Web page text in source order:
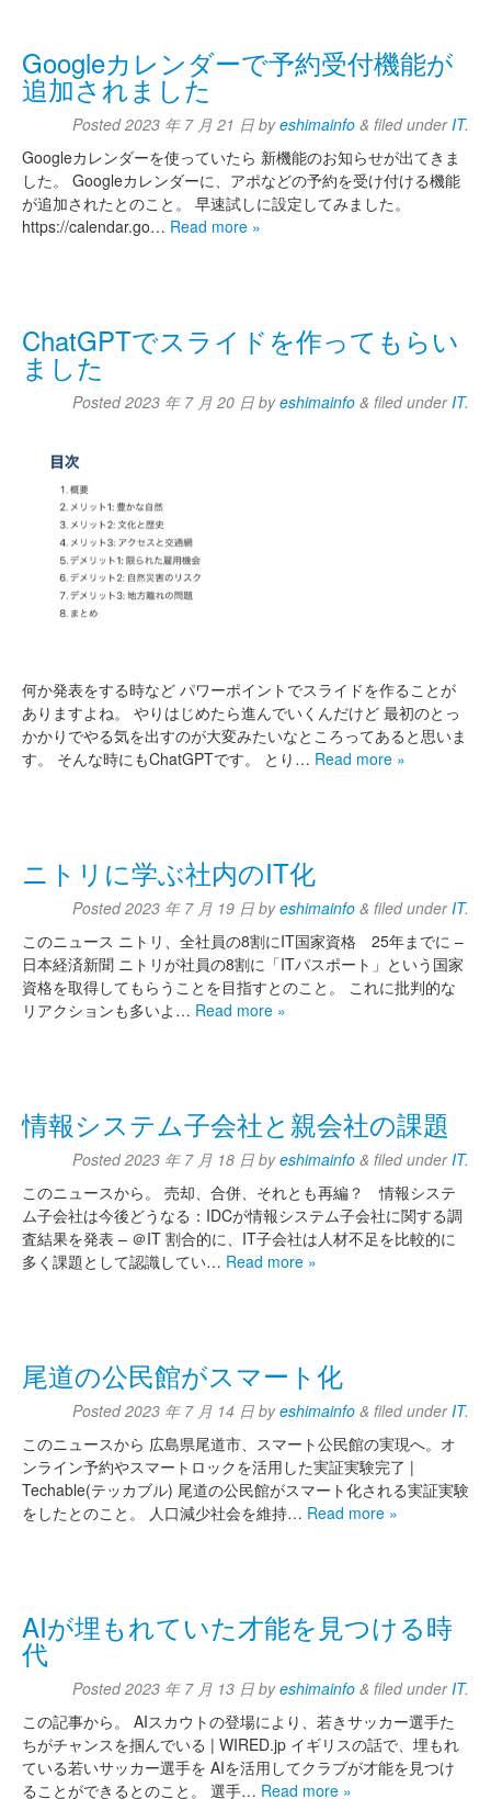
Googleカレンダーで予約受付機能が
追加されました
Posted2023 年 7 月 21 日 byeshimainfo & filed under IT.
Googleカレンダーを使っていたら 新機能のお知らせが出てきま
した。 Googleカレンダーに、アポなどの予約を受け付ける機能
が追加されたとのこと。 早速試しに設定してみました。
https://calendar.go… Read more »
ChatGPTでスライドを作ってもらい
ました
Posted2023 年 7 月 20 日 byeshimainfo & filed under IT.
何か発表をする時など パワーポイントでスライドを作ることが
ありますよね。 やりはじめたら進んでいくんだけど 最初のとっ
かかりでやる気を出すのが大変みたいなところってあると思いま
す。 そんな時にもChatGPTです。 とり… Read more »
ニトリに学ぶ社内のIT化
Posted2023 年 7 月 19 日 byeshimainfo & filed under IT.
このニュース ニトリ、全社員の8割にIT国家資格 25年までに –
日本経済新聞 ニトリが社員の8割に「ITパスポート」という国家
資格を取得してもらうことを目指すとのこと。 これに批判的な
リアクションも多いよ… Read more »
情報システム子会社と親会社の課題
Posted2023 年 7 月 18 日 byeshimainfo & filed under IT.
このニュースから。 売却、合併、それとも再編？ 情報システ
ム子会社は今後どうなる：IDCが情報システム子会社に関する調
査結果を発表 – ＠IT 割合的に、IT子会社は人材不足を比較的に
多く課題として認識してい… Read more »
尾道の公民館がスマート化
Posted2023 年 7 月 14 日 byeshimainfo & filed under IT.
このニュースから 広島県尾道市、スマート公民館の実現へ。オ
ンライン予約やスマートロックを活用した実証実験完了 |
Techable(テッカブル) 尾道の公民館がスマート化される実証実験
をしたとのこと。 人口減少社会を維持… Read more »
AIが埋もれていた才能を見つける時
代
Posted2023 年 7 月 13 日 byeshimainfo & filed under IT.
この記事から。 AIスカウトの登場により、若きサッカー選手た
ちがチャンスを掴んでいる | WIRED.jp イギリスの話で、埋もれ
ている若いサッカー選手を AIを活用してクラブが才能を見つけ
ることができるとのこと。 選手… Read more »